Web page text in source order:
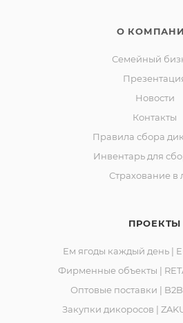
О
Семейный
Новости
Контакты
Правила сбора
Инвентарь для
Страхование в
ПРОЕКТЫ
Ем ягоды каждый день |
Фирменные объекты |
Оптовые поставки |
Закупки дикоросов |